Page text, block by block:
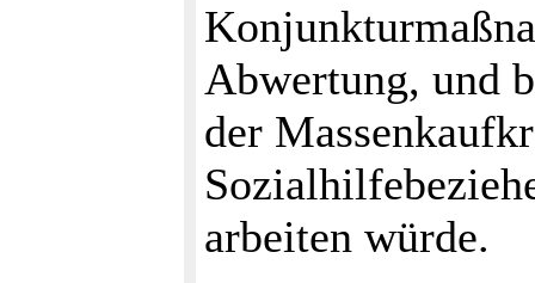
Abwertung, und
der
arbeiten würde.